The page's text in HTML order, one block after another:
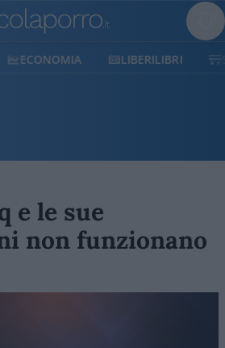
LIBERILIBRI SHOP
e le sue
non funzionano